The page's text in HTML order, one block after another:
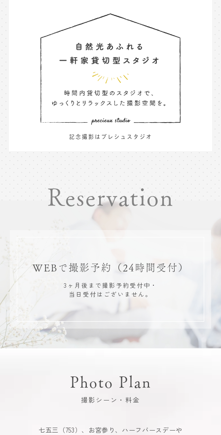
記念撮影はプレシュスタジオ
Reservation
WEBで撮影予約 （24時間受付）
3ヶ月後まで撮影予約受付中・
当日受付はございません。
Photo Plan
撮影シーン・料金
七五三（753）、お宮参り、ハーフバースデーや